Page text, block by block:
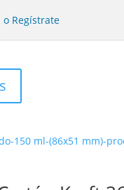
Regístrate